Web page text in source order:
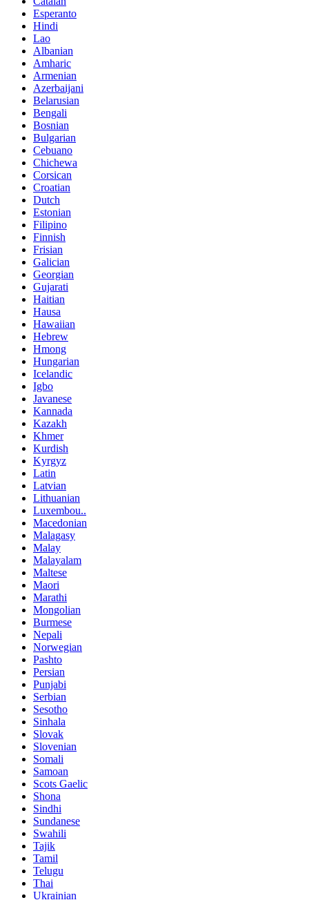
Esperanto
Hindi
Lao
Albanian
Amharic
Armenian
Azerbaijani
Belarusian
Bengali
Bosnian
Bulgarian
Cebuano
Chichewa
Corsican
Croatian
Dutch
Estonian
Filipino
Finnish
Frisian
Galician
Georgian
Gujarati
Haitian
Hausa
Hawaiian
Hebrew
Hmong
Hungarian
Icelandic
Igbo
Javanese
Kannada
Kazakh
Khmer
Kurdish
Kyrgyz
Latin
Latvian
Lithuanian
Luxembou..
Macedonian
Malagasy
Malay
Malayalam
Maltese
Maori
Marathi
Mongolian
Burmese
Nepali
Norwegian
Pashto
Persian
Punjabi
Serbian
Sesotho
Sinhala
Slovak
Slovenian
Somali
Samoan
Scots Gaelic
Shona
Sindhi
Sundanese
Swahili
Tajik
Tamil
Telugu
Thai
Ukrainian